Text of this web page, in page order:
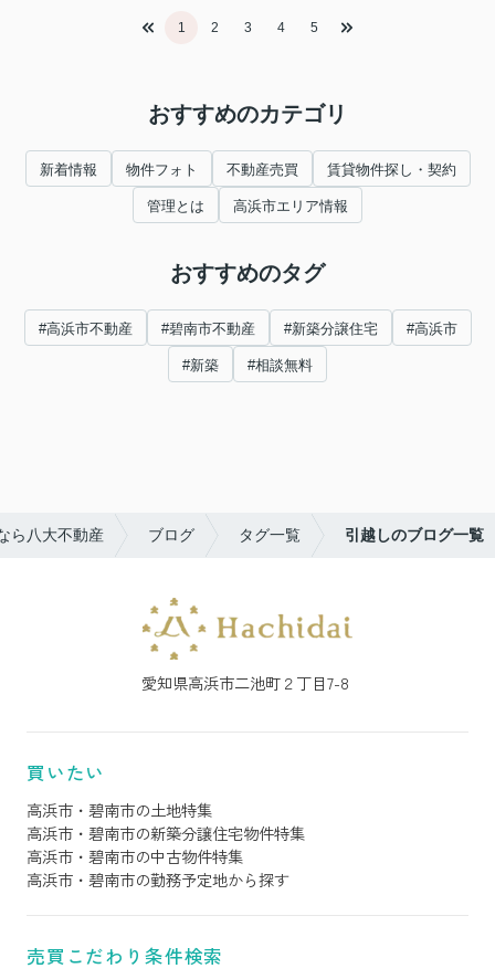
1 2 3 4 5
おすすめのカテゴリ
新着情報 物件フォト 不動産売買 賃貸物件探し・契約
管理とは 高浜市エリア情報
おすすめのタグ
#高浜市不動産 #碧南市不動産 #新築分譲住宅 #高浜市
#新築 #相談無料
ら八大不動産 ブログ タグ一覧 引越しのブログ一覧
愛知県高浜市二池町２丁目7-8
買いたい
高浜市・碧南市の土地特集
高浜市・碧南市の新築分譲住宅物件特集
高浜市・碧南市の中古物件特集
高浜市・碧南市の勤務予定地から探す
売買こだわり条件検索